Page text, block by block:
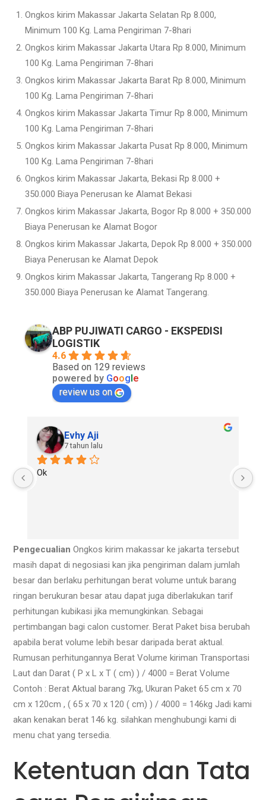
Ongkos kirim Makassar Jakarta Selatan Rp 8.000,
Minimum 100 Kg. Lama Pengiriman 7-8hari
Ongkos kirim Makassar Jakarta Utara Rp 8.000, Minimum
100 Kg. Lama Pengiriman 7-8hari
Ongkos kirim Makassar Jakarta Barat Rp 8.000, Minimum
100 Kg. Lama Pengiriman 7-8hari
Ongkos kirim Makassar Jakarta Timur Rp 8.000, Minimum
100 Kg. Lama Pengiriman 7-8hari
Ongkos kirim Makassar Jakarta Pusat Rp 8.000, Minimum
100 Kg. Lama Pengiriman 7-8hari
Ongkos kirim Makassar Jakarta, Bekasi Rp 8.000 +
350.000 Biaya Penerusan ke Alamat Bekasi
Ongkos kirim Makassar Jakarta, Bogor Rp 8.000 + 350.000
Biaya Penerusan ke Alamat Bogor
Ongkos kirim Makassar Jakarta, Depok Rp 8.000 + 350.000
Biaya Penerusan ke Alamat Depok
Ongkos kirim Makassar Jakarta, Tangerang Rp 8.000 +
350.000 Biaya Penerusan ke Alamat Tangerang.
ABP PUJIWATI CARGO - EKSPEDISI
LOGISTIK
4.6
Based on 129 reviews
powered by Google
review us on
Evhy Aji
7 tahun lalu
Ok
Pengecualian Ongkos kirim makassar ke jakarta tersebut
masih dapat di negosiasi kan jika pengiriman dalam jumlah
besar dan berlaku perhitungan berat volume untuk barang
ringan berukuran besar atau dapat juga diberlakukan tarif
perhitungan kubikasi jika memungkinkan. Sebagai
pertimbangan bagi calon customer. Berat Paket bisa berubah
apabila berat volume lebih besar daripada berat aktual.
Rumusan perhitungannya Berat Volume kiriman Transportasi
Laut dan Darat ( P x L x T ( cm) ) / 4000 = Berat Volume
Contoh : Berat Aktual barang 7kg, Ukuran Paket 65 cm x 70
cm x 120cm , ( 65 x 70 x 120 ( cm) ) / 4000 = 146kg Jadi kami
akan kenakan berat 146 kg. silahkan menghubungi kami di
menu chat yang tersedia.
Ketentuan dan Tata